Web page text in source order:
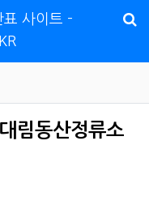
사이트 -
림동산정류소